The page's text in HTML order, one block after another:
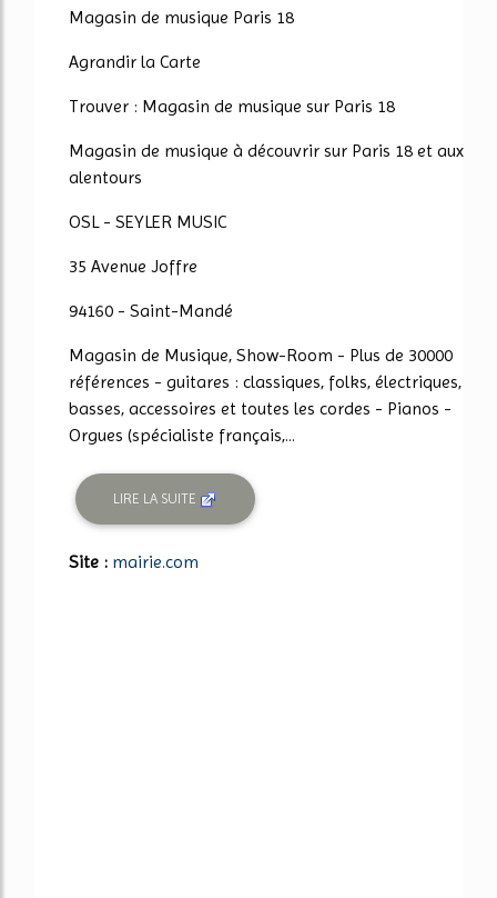
Magasin de musique Paris 18
Agrandir la Carte
Trouver : Magasin de musique sur Paris 18
Magasin de musique à découvrir sur Paris 18 et aux
alentours
OSL - SEYLER MUSIC
35 Avenue Joffre
94160 - Saint-Mandé
Magasin de Musique, Show-Room - Plus de 30000
références - guitares : classiques, folks, électriques,
basses, accessoires et toutes les cordes - Pianos -
Orgues (spécialiste français,...
LIRE LA SUITE
Site : mairie.com